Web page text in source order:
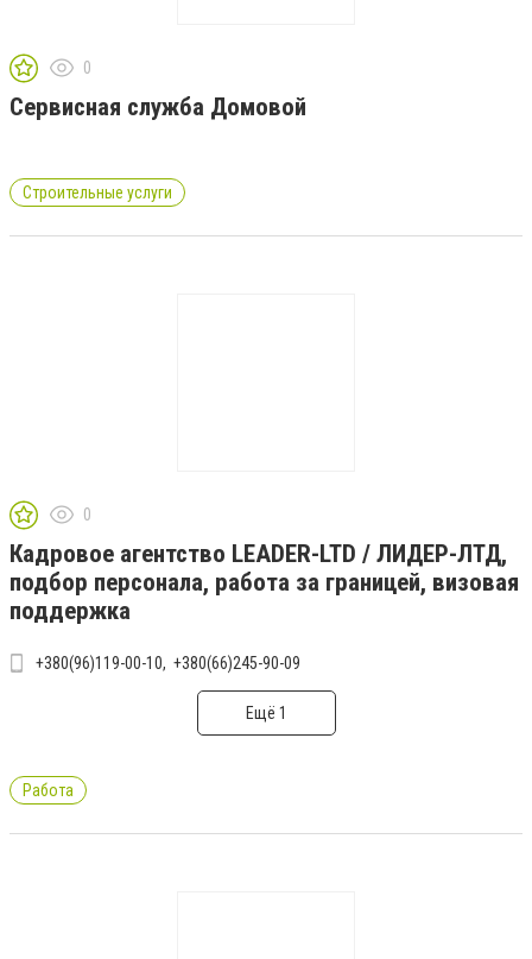
0
Сервисная служба Домовой
Строительные услуги
0
Кадровое агентство LEADER-LTD / ЛИДЕР-ЛТД,
подбор персонала, работа за границей, визовая
поддержка
+380(96)119-00-10 +380(66)245-90-09
Ещё 1
Работа